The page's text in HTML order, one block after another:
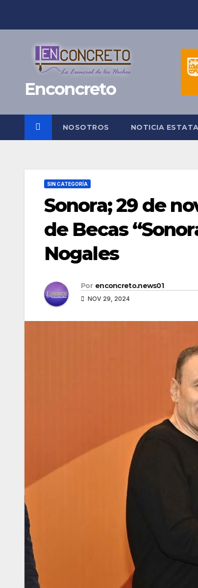
Enconcreto
NOSOTROS NOTICIA
SIN CATEGORÍA
Sonora; 29 de
de Becas
Nogales
Por enconcreto.news01
NOV 29, 2024